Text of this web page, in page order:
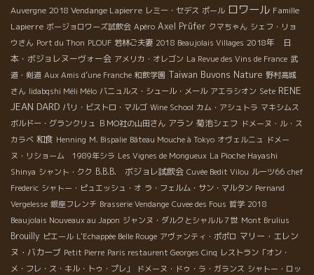
Auvergne 2018 Vendange Lapierre レミー・セデス ポール ロワール Famille
Lapierre ボージョロワーズ試飲会 Apéro Axel Prüfer クマちゃん シェフ・リョ
ウさん Port du Thon PLOUF 若林ご夫妻 2018 Beaujolais Villages 2018年 日
本・ボジョレヌーヴォー会 アメリカ・オレゴン La Revue des Vins de France 武
道・剣道 Aux Amis d’une Franche 和飲学園 Taiwan Buvons Nature 野村高城
さん Iidabqshi Méli Mélo バニュルス・シュール・メール アエラシオン Sete RENE
JEAN DARD パリ・ビストロ・マルゴ Wine School カム・アシュトラ マキシムス
ボルドー・グランクリュ ＢＭО社の山田さん アラン 菊池シェフ ドメーヌ・ル・ス
カラベ 和食 Henning M. Bispalie Bâteau Mouche à Tokyo オヴェルニュ ドメー
ヌ・リショーム 1989年シラ Les Vignes de Mongueux La Pioche Hayashi
Shinya シャント・クク B.B.B. ボジョレ試飲会 Cuvée Bedit Vilou ルーツ66 chef
Frederic シャトー・ピュエッシュ・オ ラ・フェルム・サン・マルタン Pernand
Vergelesse 銀座フレンチ Brasserie Vendange Cuvee des Fous 哲学 2018
Beaujolais Nouveaux au Japon ジャンヌ・ダルクとシャルル７世 Mont Brulius
Brouilly ピエール L'Echappée Belle Rouge アヴァンティ・ポポロ マリー・エレン
ヌ・バカーブ Petit Pierre Paris restaurent Georges Cinq レストラン「オン・
メ・フレ・ス・キル・トゥ・プレ」
ドメーヌ・ドゥ・ラ・ガランス シャトー・ロッ